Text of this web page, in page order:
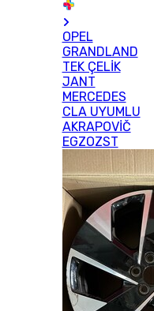
OPEL
GRANDLAND
TEK ÇELİK
JANT
MERCEDES
CLA UYUMLU
AKRAPOVİČ
EGZOZST